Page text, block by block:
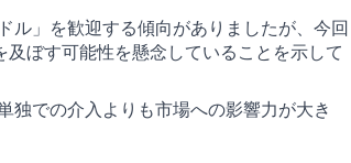
ル」を歓迎する傾向がありましたが、今回
ぼす可能性を懸念していることを示して
独での介入よりも市場への影響力が大き